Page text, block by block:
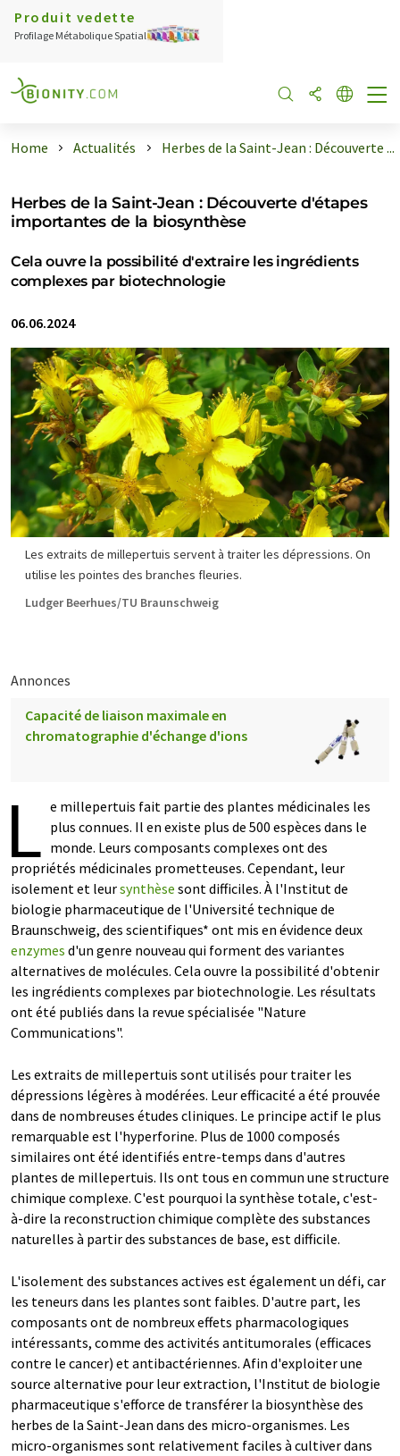
Produit vedette
Profilage Métabolique Spatial
Home Actualités Herbes de la Saint-Jean : Découverte ...
Herbes de la Saint-Jean : Découverte d'étapes
importantes de la biosynthèse
Cela ouvre la possibilité d'extraire les ingrédients
complexes par biotechnologie
06.06.2024
Les extraits de millepertuis servent à traiter les dépressions. On
utilise les pointes des branches fleuries.
Ludger Beerhues/TU Braunschweig
Annonces
Capacité de liaison maximale en
chromatographie d'échange d'ions
L e millepertuis fait partie des plantes médicinales les
plus connues. Il en existe plus de 500 espèces dans le
monde. Leurs composants complexes ont des
propriétés médicinales prometteuses. Cependant, leur
isolement et leursynthèse sont difficiles. À l'Institut de
biologie pharmaceutique de l'Université technique de
Braunschweig, des scientifiques* ont mis en évidence deux
enzymes d'un genre nouveau qui forment des variantes
alternatives de molécules. Cela ouvre la possibilité d'obtenir
les ingrédients complexes par biotechnologie. Les résultats
ont été publiés dans la revue spécialisée "Nature
Communications".
Les extraits de millepertuis sont utilisés pour traiter les
dépressions légères à modérées. Leur efficacité a été prouvée
dans de nombreuses études cliniques. Le principe actif le plus
remarquable est l'hyperforine. Plus de 1000 composés
similaires ont été identifiés entre-temps dans d'autres
plantes de millepertuis. Ils ont tous en commun une structure
chimique complexe. C'est pourquoi la synthèse totale, c'est-
à-dire la reconstruction chimique complète des substances
naturelles à partir des substances de base, est difficile.
L'isolement des substances actives est également un défi, car
les teneurs dans les plantes sont faibles. D'autre part, les
composants ont de nombreux effets pharmacologiques
intéressants, comme des activités antitumorales (efficaces
contre le cancer) et antibactériennes. Afin d'exploiter une
source alternative pour leur extraction, l'Institut de biologie
pharmaceutique s'efforce de transférer la biosynthèse des
herbes de la Saint-Jean dans des micro-organismes. Les
micro-organismes sont relativement faciles à cultiver dans